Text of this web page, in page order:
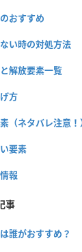
おすすめ
い時の対処方法
解放要素一覧
方
（ネタバレ注意！
要素
報
事
誰がおすすめ？